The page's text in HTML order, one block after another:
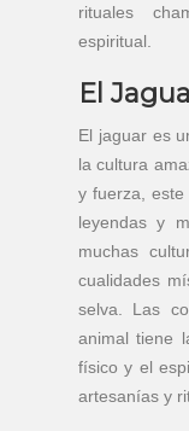
rituales
espiritual.
El
El jaguar es
la cultura
y fuerza, este
leyendas y
muchas
cualidades
selva. Las
animal tiene
físico y el
artesanías y